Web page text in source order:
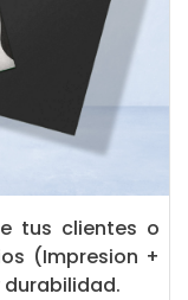
tus clientes o
(Impresion +